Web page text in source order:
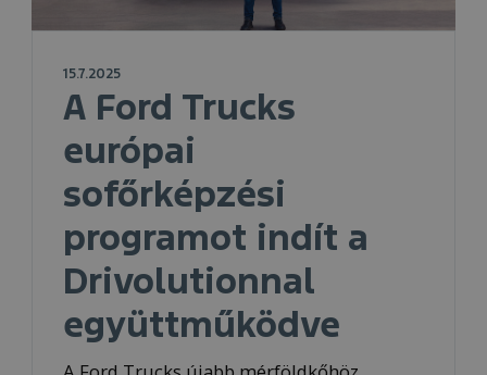
15.7.2025
A Ford Trucks
európai
sofőrképzési
programot indít a
Drivolutionnal
együttműködve